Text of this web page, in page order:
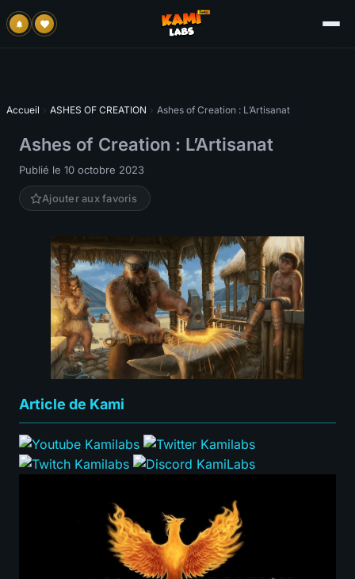
Accueil › ASHES OF CREATION › Ashes of Creation : L’Artisanat
Ashes of Creation : L’Artisanat
Publié le 10 octobre 2023
Ajouter aux favoris
Article de Kami